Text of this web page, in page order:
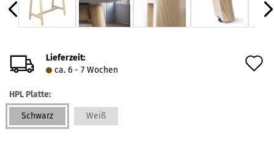
Lieferzeit:
ca. 6 - 7 Wochen
HPL Platte:
Schwarz Weiß